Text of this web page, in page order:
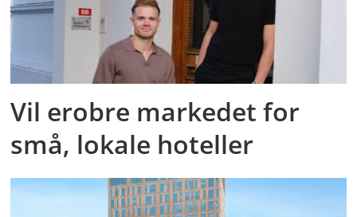
Vil erobre markedet for
små, lokale hoteller